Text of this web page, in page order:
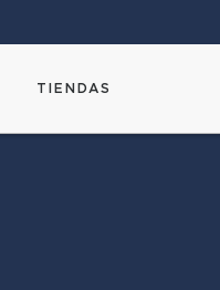
TIENDAS